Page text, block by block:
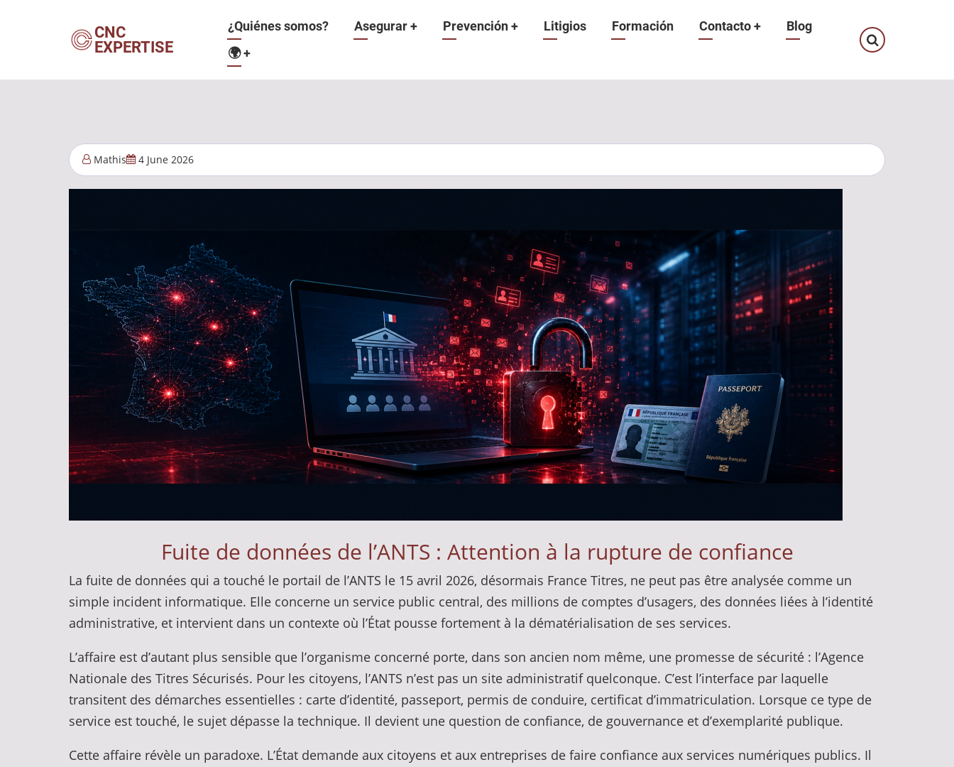
CNC
EXPERTISE
Navegación
principal
¿Quiénes somos? Asegurar+ Prevención+ Litigios Formación Contacto+
Blog
🌍+
Mathis 4 June 2026
Fuite de données de l’ANTS : Attention à la rupture de confiance
La fuite de données qui a touché le portail de l’ANTS le 15 avril 2026, désormais France Titres, ne peut pas être analysée comme un
simple incident informatique. Elle concerne un service public central, des millions de comptes d’usagers, des données liées à l’identité
administrative, et intervient dans un contexte où l’État pousse fortement à la dématérialisation de ses services.
L’affaire est d’autant plus sensible que l’organisme concerné porte, dans son ancien nom même, une promesse de sécurité : l’Agence
Nationale des Titres Sécurisés. Pour les citoyens, l’ANTS n’est pas un site administratif quelconque. C’est l’interface par laquelle
transitent des démarches essentielles : carte d’identité, passeport, permis de conduire, certificat d’immatriculation. Lorsque ce type de
service est touché, le sujet dépasse la technique. Il devient une question de confiance, de gouvernance et d’exemplarité publique.
Cette affaire révèle un paradoxe. L’État demande aux citoyens et aux entreprises de faire confiance aux services numériques publics. Il